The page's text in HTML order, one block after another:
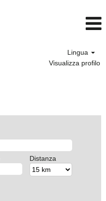
Lingua
Visualizza profilo
Distanza